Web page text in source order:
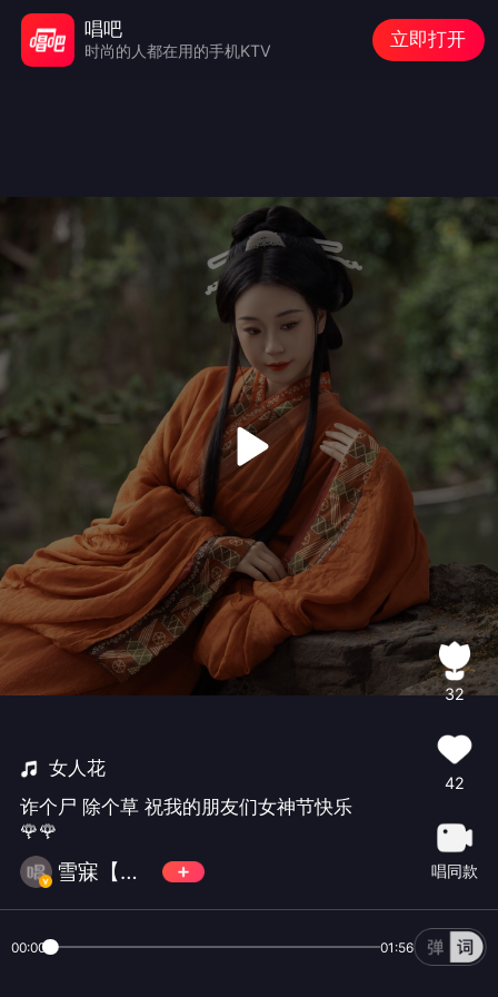
女人花
诈个尸 除个草 祝我的朋友们女神节快乐
🌹🌹
雪寐【楹楹】
32
42
唱同款
00:00 01:56
唱吧
时尚的人都在用的手机KTV
立即打开